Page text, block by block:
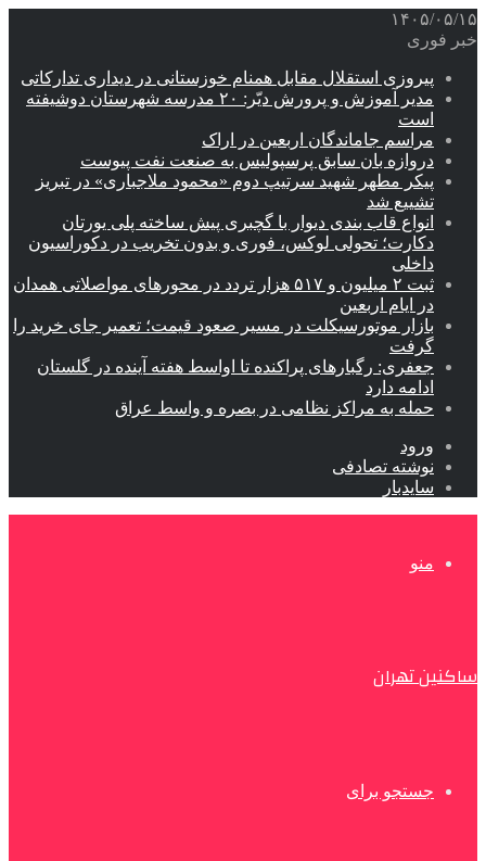
۱۴۰۵/۰۵/۱۵
خبر فوری
پیروزی استقلال مقابل همنام خوزستانی در دیداری تدارکاتی
مدیر آموزش و پرورش دیّر: ۲۰ مدرسه شهرستان دوشیفته
است
مراسم جاماندگان اربعین در اراک
دروازه بان سابق پرسپولیس به صنعت نفت پیوست
پیکر مطهر شهید سرتیپ دوم «محمود ملاجباری» در تبریز
تشییع شد
انواع قاب بندی دیوار با گچبری پیش ساخته پلی یورتان
دکارت؛ تحولی لوکس، فوری و بدون تخریب در دکوراسیون
داخلی
ثبت ۲ میلیون و ۵۱۷ هزار تردد در محورهای مواصلاتی همدان
در ایام اربعین
بازار موتورسیکلت در مسیر صعود قیمت؛ تعمیر جای خرید را
گرفت
جعفری: رگبارهای پراکنده تا اواسط هفته آینده در گلستان
ادامه دارد
حمله به مراکز نظامی در بصره و واسط عراق
ورود
نوشته تصادفی
سایدبار
منو
ساکنین تهران
جستجو برای